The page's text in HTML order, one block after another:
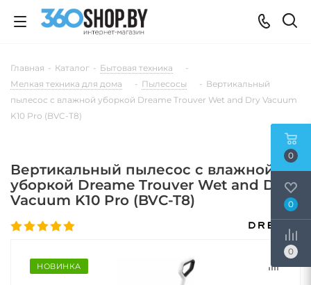
Главная - Каталог - Бытовая техника
-
Мелкая техника для дома
- Пылесосы - Вертикальный
пылесос с влажной уборкой Dreame Trouver Wet and Dry Vacuum
K10 Pro (BVC-T8)
Вертикальный пылесос с влажной
уборкой Dreame Trouver Wet and Dry
Vacuum K10 Pro (BVC-T8)
НОВИНКА
0
0
0